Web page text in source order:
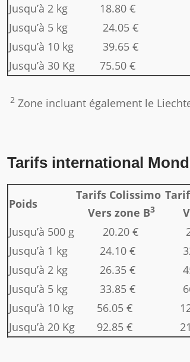
Jusqu’à 2 kg
18.80 €
Jusqu’à 5 kg
24.05 €
Jusqu’à 10 kg
39.65 €
Jusqu’à 30 Kg 75.50 €
2 Zone incluant également le
Tarifs international
Poids
Tarifs Colissimo
Vers zone B3
Jusqu’à 500 g 20.20 €
Jusqu’à 1 kg
24.10 €
Jusqu’à 2 kg
26.35 €
Jusqu’à 5 kg
33.85 €
Jusqu’à 10 kg
56.05 €
Jusqu’à 20 Kg 92.85 €